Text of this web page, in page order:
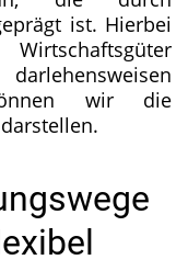
ist. Hierbei
wir die